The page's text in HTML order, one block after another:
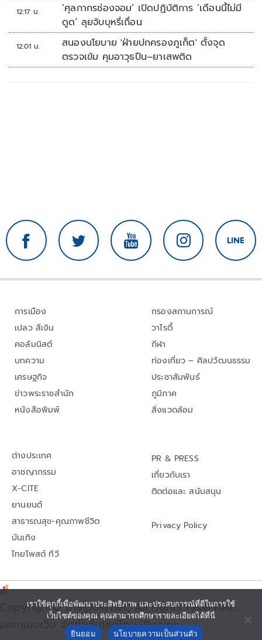
12:17 น.
‘ศุลกากรช่องจอม’ เปิดปฏิบัติการ ‘เดือนนี้ไม่มี
ดูด’ ลุยจับบุหรี่เถื่อน
12:01 น.
สนองนโยบาย 'ฝ่ายปกครองภูเก็ต' ตั้งจุด
ตรวจเข้ม คุมอาวุธปืน–ยาเสพติด
การเมือง
เปลว สีเงิน
คอลัมนิสต์
บทความ
เศรษฐกิจ
ข่าวพระราชสำนัก
หนังสือพิมพ์
กรองสถานการณ์
วาไรตี้
กีฬา
ท่องเที่ยว – ศิลปวัฒนธรรม
ประชาสัมพันธ์
ภูมิภาค
สิ่งแวดล้อม
ต่างประเทศ
อาชญากรรม
X-CITE
ยานยนต์
สาธารณสุข-คุณภาพชีวิต
บันเทิง
ไทยโพสต์ ทีวี
PR & PRESS
เกี่ยวกับเรา
ติดต่อและ สนับสนุน
Privacy Policy
Copyright© thaipost.net, All rights reserved.,
ออกแบบเว็บ จัดทำเว็บไซต์โดย iDesign
เราใช้คุกกี้เพื่อพัฒนาประสิทธิภาพ และประสบการณ์ที่ดีในการใช้
เว็บไซต์ของคุณ คุณสามารถศึกษารายละเอียดได้ที่นี่
ยินยอม
นโยบายความเป็นส่วนตัว